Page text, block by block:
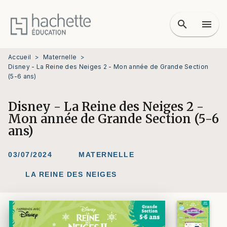
MENU RECHERCHE
PIED DE PAGE
search menu
Accueil > Maternelle
>
Disney - La Reine des Neiges 2 - Mon année de Grande Section
(5-6 ans)
Disney - La Reine des Neiges 2 -
Mon année de Grande Section (5-6
ans)
03/07/2024 MATERNELLE
LA REINE DES NEIGES